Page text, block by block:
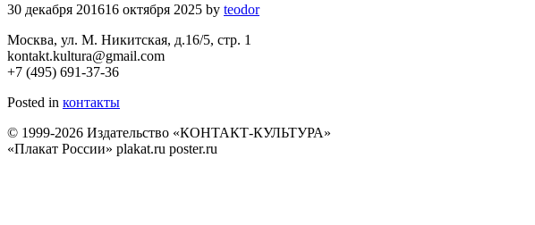
30 декабря 201616 октября 2025 by teodor
Москва, ул. М. Никитская, д.16/5, стр. 1
kontakt.kultura@gmail.com
+7 (495) 691-37-36
Posted in контакты
© 1999-2026 Издательство «КОНТАКТ-КУЛЬТУРА»
«Плакат России» plakat.ru poster.ru